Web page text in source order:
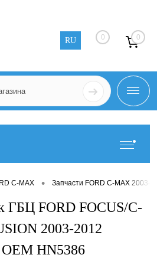
RU 0 0
C-MAX • Запчасти FORD C-MAX 2003-
ГБЦ FORD FOCUS/C-
2003-2012
HN5386